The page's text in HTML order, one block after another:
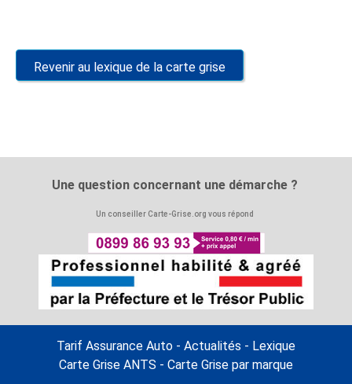
Revenir au lexique de la carte grise
Une question concernant une démarche ?
Un conseiller Carte-Grise.org vous répond
Tarif Assurance Auto - Actualités - Lexique
Carte Grise ANTS - Carte Grise par marque